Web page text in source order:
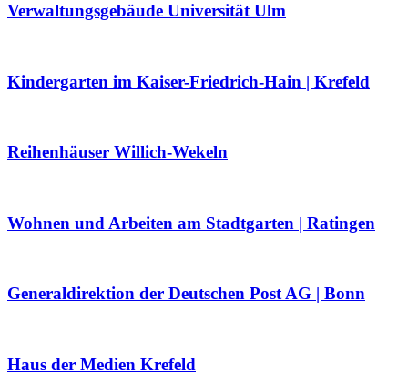
Verwaltungsgebäude Universität Ulm
Kindergarten im Kaiser-Friedrich-Hain | Krefeld
Reihenhäuser Willich-Wekeln
Wohnen und Arbeiten am Stadtgarten | Ratingen
Generaldirektion der Deutschen Post AG | Bonn
Haus der Medien Krefeld